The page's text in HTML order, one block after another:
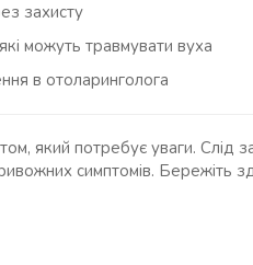
захисту
можуть травмувати вуха
в отоларинголога
який потребує уваги. Слід
симптомів. Бережіть